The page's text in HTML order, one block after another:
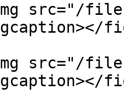
src="/files/
src="/files/